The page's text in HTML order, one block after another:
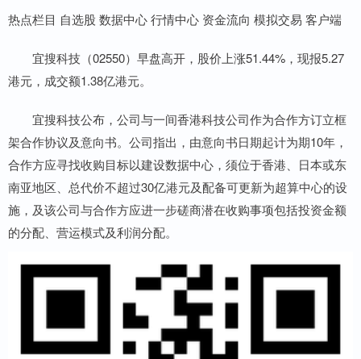
热点栏目 自选股 数据中心 行情中心 资金流向 模拟交易 客户端
宜搜科技（02550）早盘高开，股价上涨51.44%，现报5.27
港元，成交额1.38亿港元。
宜搜科技公布，公司与一间香港科技公司作为合作方订立框
架合作协议及意向书。公司指出，由意向书日期起计为期10年，
合作方应寻找收购目标以建设数据中心，须位于香港、日本或东
南亚地区、总代价不超过30亿港元及配备可更新为超算中心的设
施，及该公司与合作方应进一步磋商潜在收购事项包括投资金额
的分配、营运模式及利润分配。